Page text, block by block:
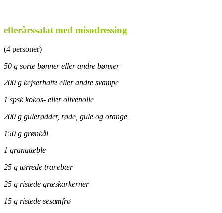
efterårssalat med misodressing
(4 personer)
50 g sorte bønner eller andre bønner
200 g kejserhatte eller andre svampe
1 spsk kokos- eller olivenolie
200 g gulerødder, røde, gule og orange
150 g grønkål
1 granatæble
25 g tørrede tranebær
25 g ristede græskarkerner
15 g ristede sesamfrø